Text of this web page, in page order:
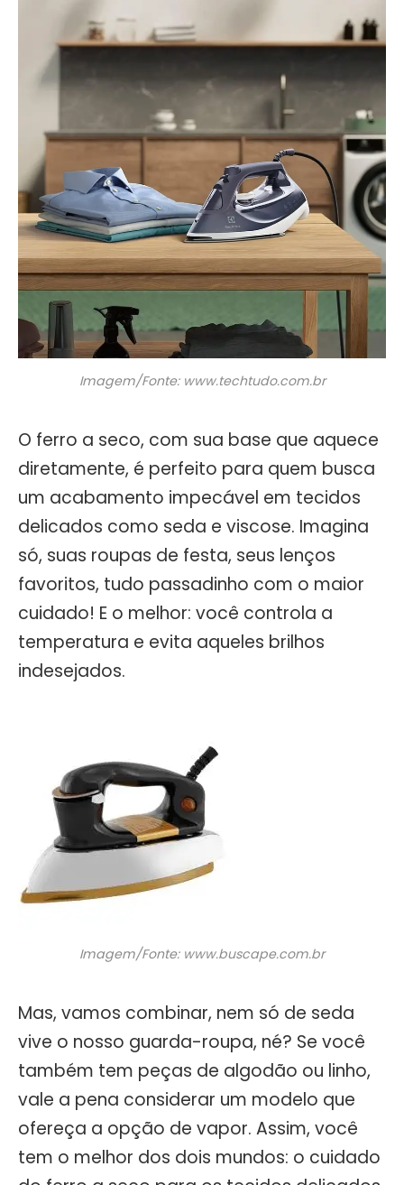
Imagem/Fonte: www.techtudo.com.br
O ferro a seco, com sua base que aquece
diretamente, é perfeito para quem busca
um acabamento impecável em tecidos
delicados como seda e viscose. Imagina
só, suas roupas de festa, seus lenços
favoritos, tudo passadinho com o maior
cuidado! E o melhor: você controla a
temperatura e evita aqueles brilhos
indesejados.
Imagem/Fonte: www.buscape.com.br
Mas, vamos combinar, nem só de seda
vive o nosso guarda-roupa, né? Se você
também tem peças de algodão ou linho,
vale a pena considerar um modelo que
ofereça a opção de vapor. Assim, você
tem o melhor dos dois mundos: o cuidado